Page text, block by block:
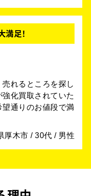
満足！
れるところを探し
化買取されていた
通りのお値段で満
厚木市 / 30代 / 男性